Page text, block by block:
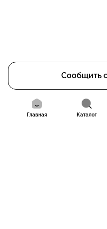
Сообщить
Главная Каталог